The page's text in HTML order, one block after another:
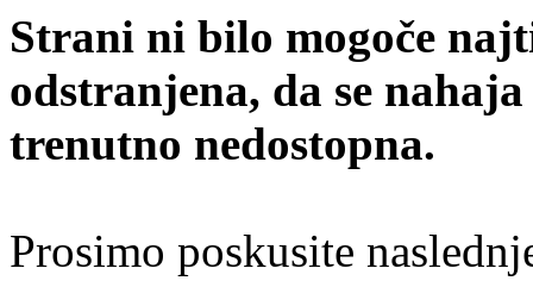
Strani ni bilo mogoče
odstranjena, da se
trenutno nedostopna.
Prosimo poskusite